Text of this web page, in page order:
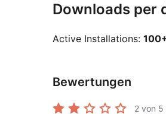
Downloads per
Active Installations:
Bewertungen
2 von 5